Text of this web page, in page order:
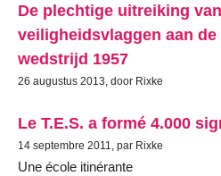
De plechtige uitreiking
veiligheidsvlaggen aan
wedstrijd 1957
26 augustus 2013, door Rixke
Le T.E.S. a formé 4.000
14 septembre 2011, par Rixke
Une école itinérante